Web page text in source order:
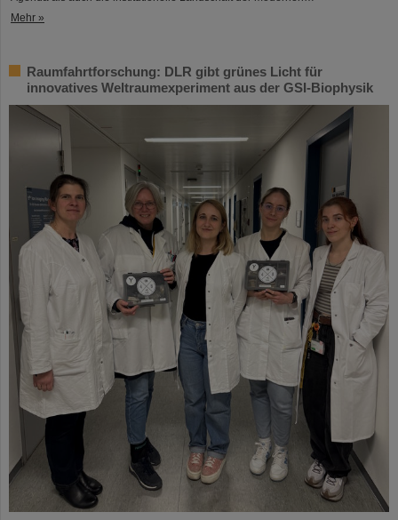
Mehr »
Raumfahrtforschung: DLR gibt grünes Licht für
innovatives Weltraumexperiment aus der GSI-Biophysik